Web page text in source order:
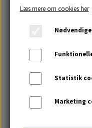
Et udsnit af
Læs mere om cookies her
Statistik
Marketing